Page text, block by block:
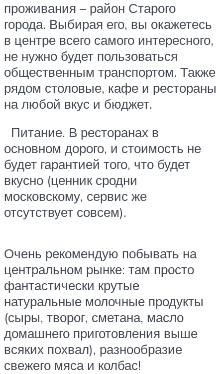
проживания – район Старого
города. Выбирая его, вы окажетесь
в центре всего самого интересного,
не нужно будет пользоваться
общественным транспортом. Также
рядом столовые, кафе и рестораны
на любой вкус и бюджет.
Питание. В ресторанах в
основном дорого, и стоимость не
будет гарантией того, что будет
вкусно (ценник сродни
московскому, сервис же
отсутствует совсем).
Очень рекомендую побывать на
центральном рынке: там просто
фантастически крутые
натуральные молочные продукты
(сыры, творог, сметана, масло
домашнего приготовления выше
всяких похвал), разнообразие
свежего мяса и колбас!